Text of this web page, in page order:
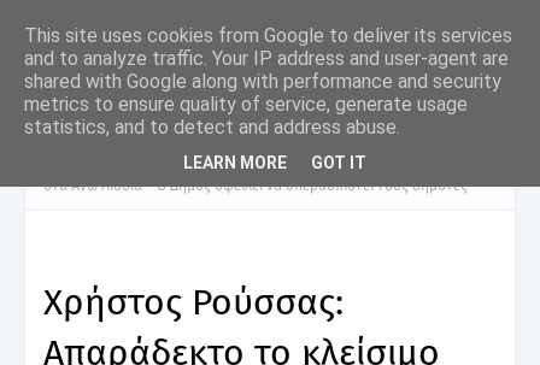
Χρήστος Ρούσσας: Απαράδεκτο το κλείσιμο των ΕΛΤΑ
στα Άνω Λιόσια – Ο Δήμος οφείλει να υπερασπιστεί τους δημότες
Χρήστος Ρούσσας:
Απαράδεκτο το κλείσιμο
This site uses cookies from Google to deliver its services
and to analyze traffic. Your IP address and user-agent are
shared with Google along with performance and security
metrics to ensure quality of service, generate usage
statistics, and to detect and address abuse.
LEARN MORE GOT IT